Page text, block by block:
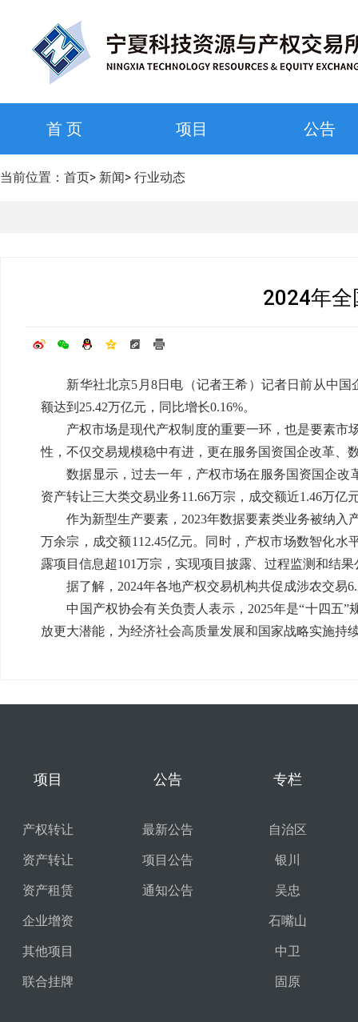
首 页 项目 公告
当前位置： 首页> 新闻> 行业动态
2024年
新华社北京5月8日电（记者王希）记者日前从中国
额达到25.42万亿元，同比增长0.16%。
产权市场是现代产权制度的重要一环，也是要素市场
性，不仅交易规模稳中有进，更在服务国资国企改革、
数据显示，过去一年，产权市场在服务国资国企改
资产转让三大类交易业务11.66万宗，成交额近1.46万亿
作为新型生产要素，2023年数据要素类业务被纳入
万余宗，成交额112.45亿元。同时，产权市场数智化
露项目信息超101万宗，实现项目披露、过程监测和结果
据了解，2024年各地产权交易机构共促成涉农交易
中国产权协会有关负责人表示，2025年是“十四五”
放更大潜能，为经济社会高质量发展和国家战略实施持
项目
产权转让
资产转让
资产租赁
企业增资
其他项目
联合挂牌
公告
最新公告
项目公告
通知公告
专栏
自治区
银川
吴忠
石嘴山
中卫
固原